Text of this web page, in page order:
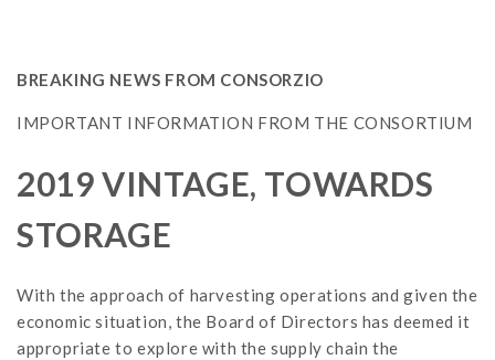
BREAKING NEWS FROM CONSORZIO
IMPORTANT INFORMATION FROM THE CONSORTIUM
2019 VINTAGE, TOWARDS
STORAGE
With the approach of harvesting operations and given the
economic situation, the Board of Directors has deemed it
appropriate to explore with the supply chain the